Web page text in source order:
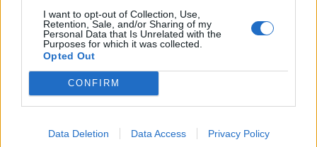
I want to opt-out of Collection, Use,
Retention, Sale, and/or Sharing of my
Personal Data that Is Unrelated with the
Purposes for which it was collected.
Opted Out
CONFIRM
Data Deletion Data Access Privacy Policy
Zpravodajství
Příbram modernizuje parkovací automaty.
Přibudou i tři nové poblíž Svaté Hory
Středočeský kraj upravil pravidla soutěže.
Obce nově získají body i za předcházení
vzniku odpadu